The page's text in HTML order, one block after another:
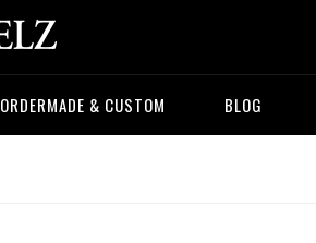
ORDERMADE & CUSTOM BLOG